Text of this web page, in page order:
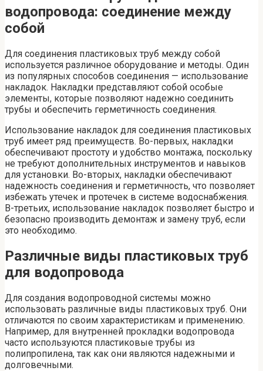
водопровода: соединение между
собой
Для соединения пластиковых труб между собой
используется различное оборудование и методы. Один
из популярных способов соединения — использование
накладок. Накладки представляют собой особые
элементы, которые позволяют надежно соединить
трубы и обеспечить герметичность соединения.
Использование накладок для соединения пластиковых
труб имеет ряд преимуществ. Во-первых, накладки
обеспечивают простоту и удобство монтажа, поскольку
не требуют дополнительных инструментов и навыков
для установки. Во-вторых, накладки обеспечивают
надежность соединения и герметичность, что позволяет
избежать утечек и протечек в системе водоснабжения.
В-третьих, использование накладок позволяет быстро и
безопасно производить демонтаж и замену труб, если
это необходимо.
Различные виды пластиковых труб
для водопровода
Для создания водопроводной системы можно
использовать различные виды пластиковых труб. Они
отличаются по своим характеристикам и применению.
Например, для внутренней прокладки водопровода
часто используются пластиковые трубы из
полипропилена, так как они являются надежными и
долговечными.